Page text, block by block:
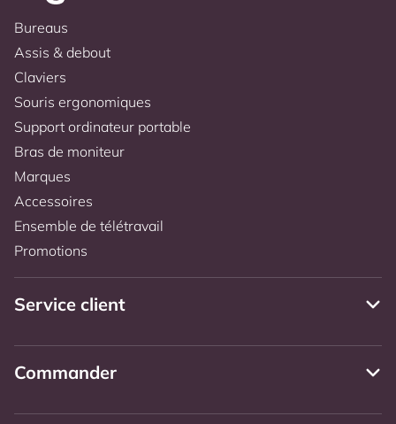
Bureaus
Assis & debout
Claviers
Souris ergonomiques
Support ordinateur portable
Bras de moniteur
Marques
Accessoires
Ensemble de télétravail
Promotions
Service client
Commander